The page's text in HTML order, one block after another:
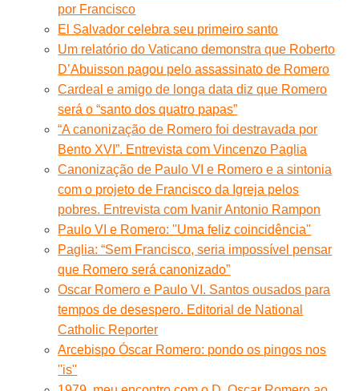
por Francisco
El Salvador celebra seu primeiro santo
Um relatório do Vaticano demonstra que Roberto
D’Abuisson pagou pelo assassinato de Romero
Cardeal e amigo de longa data diz que Romero
será o “santo dos quatro papas”
“A canonização de Romero foi destravada por
Bento XVI”. Entrevista com Vincenzo Paglia
Canonização de Paulo VI e Romero e a sintonia
com o projeto de Francisco da Igreja pelos
pobres. Entrevista com Ivanir Antonio Rampon
Paulo VI e Romero: ''Uma feliz coincidência''
Paglia: “Sem Francisco, seria impossível pensar
que Romero será canonizado”
Oscar Romero e Paulo VI. Santos ousados para
tempos de desespero. Editorial de National
Catholic Reporter
Arcebispo Óscar Romero: pondo os pingos nos
''is''